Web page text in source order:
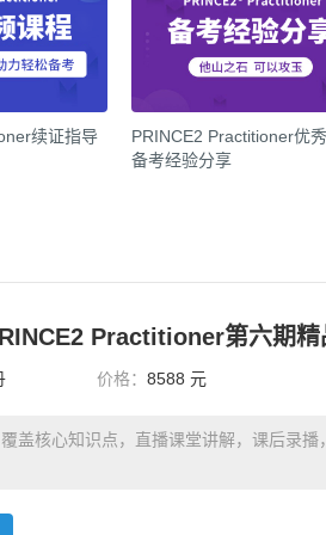
续证指导
PRINCE2 Practitioner优
备考经验分享
价格： 8588 元
盖核心知识点，直播课堂讲解，课后录播